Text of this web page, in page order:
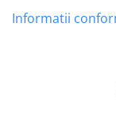
Informatii